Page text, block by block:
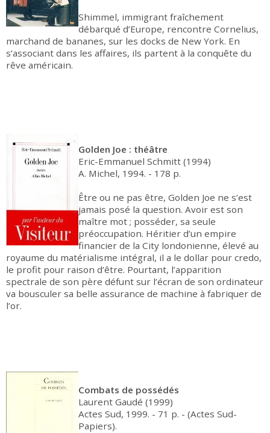
Shimmel, immigrant fraîchement
débarqué d’Europe, rencontre Cornelius,
marchand de bananes, sur les docks de New York. En
s’associant dans les affaires, ils partent à la conquête du
rêve américain.
Golden Joe : théâtre
Eric-Emmanuel Schmitt (1994)
A. Michel, 1994. - 178 p.
Être ou ne pas être, Golden Joe ne s’est
jamais posé la question. Avoir est son
maître mot ; posséder, sa seule
préoccupation. Héritier d’un empire
financier de la City londonienne, élevé au
royaume du matérialisme intégral, il a le dollar pour credo,
le profit pour raison d’être. Pourtant, l’apparition
spectrale de son père défunt sur l’écran de son ordinateur
va bousculer sa belle assurance de machine à fabriquer de
l’or.
Combats de possédés
Laurent Gaudé (1999)
Actes Sud, 1999. - 71 p. - (Actes Sud-
Papiers).